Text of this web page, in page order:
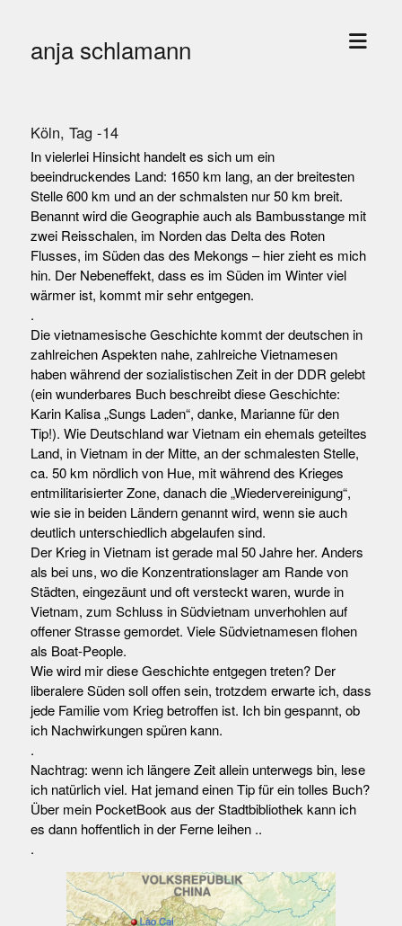
anja schlamann
Menü
Köln, Tag -14
In vielerlei Hinsicht handelt es sich um ein
beeindruckendes Land: 1650 km lang, an der breitesten
Stelle 600 km und an der schmalsten nur 50 km breit.
Benannt wird die Geographie auch als Bambusstange mit
zwei Reisschalen, im Norden das Delta des Roten
Flusses, im Süden das des Mekongs – hier zieht es mich
hin. Der Nebeneffekt, dass es im Süden im Winter viel
wärmer ist, kommt mir sehr entgegen.
.
Die vietnamesische Geschichte kommt der deutschen in
zahlreichen Aspekten nahe, zahlreiche Vietnamesen
haben während der sozialistischen Zeit in der DDR gelebt
(ein wunderbares Buch beschreibt diese Geschichte:
Karin Kalisa „Sungs Laden“, danke, Marianne für den
Tip!). Wie Deutschland war Vietnam ein ehemals geteiltes
Land, in Vietnam in der Mitte, an der schmalesten Stelle,
ca. 50 km nördlich von Hue, mit während des Krieges
entmilitarisierter Zone, danach die „Wiedervereinigung“,
wie sie in beiden Ländern genannt wird, wenn sie auch
deutlich unterschiedlich abgelaufen sind.
Der Krieg in Vietnam ist gerade mal 50 Jahre her. Anders
als bei uns, wo die Konzentrationslager am Rande von
Städten, eingezäunt und oft versteckt waren, wurde in
Vietnam, zum Schluss in Südvietnam unverhohlen auf
offener Strasse gemordet. Viele Südvietnamesen flohen
als Boat-People.
Wie wird mir diese Geschichte entgegen treten? Der
liberalere Süden soll offen sein, trotzdem erwarte ich, dass
jede Familie vom Krieg betroffen ist. Ich bin gespannt, ob
ich Nachwirkungen spüren kann.
.
Nachtrag: wenn ich längere Zeit allein unterwegs bin, lese
ich natürlich viel. Hat jemand einen Tip für ein tolles Buch?
Über mein PocketBook aus der Stadtbibliothek kann ich
es dann hoffentlich in der Ferne leihen ..
.